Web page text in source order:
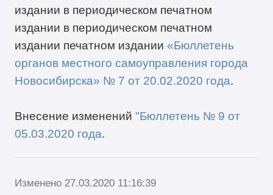
издании в периодическом печатном
издании в периодическом печатном
издании печатном издании «Бюллетень
органов местного самоуправления города
Новосибирска» № 7 от 20.02.2020 года.
Внесение изменений"Бюллетень № 9 от
05.03.2020 года.
Изменено 27.03.2020 11:16:39